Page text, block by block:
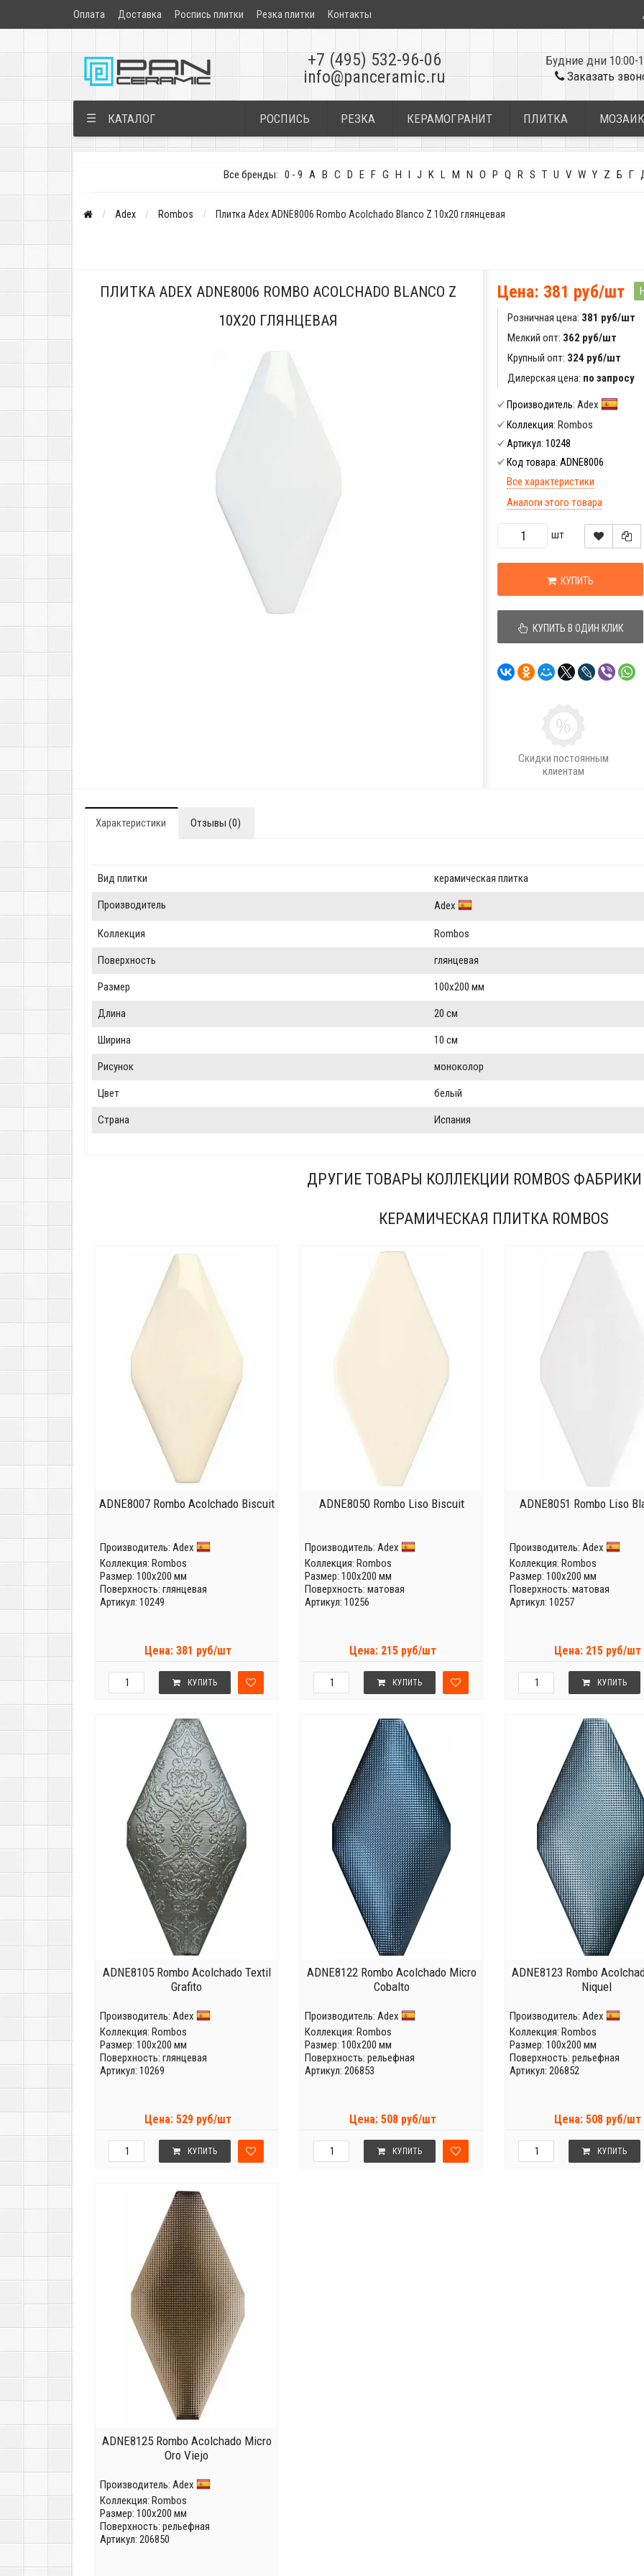
Оплата Доставка Роспись плитки Резка плитки Контакты
+7 (495) 532-96-06
info@panceramic.ru
Будние дни 10:00-
Заказать
☰ КАТАЛОГ РОСПИСЬ РЕЗКА КЕРАМОГРАНИТ ПЛИТКА
Все бренды: 0 - 9 A B C D E F G H I J K L M N O P Q R S T U V W Y Z Б Г
Adex Rombos Плитка Adex ADNE8006 Rombo Acolchado Blanco Z 10x20 глянцевая
ПЛИТКА ADEX ADNE8006 ROMBO ACOLCHADO BLANCO Z
10X20 ГЛЯНЦЕВАЯ
Цена: 381 руб/шт
Розничная цена: 381 руб/шт
Мелкий опт: 362 руб/шт
Крупный опт: 324 руб/шт
Дилерская цена: по запросу
Производитель: Adex
Коллекция: Rombos
Артикул: 10248
Код товара: ADNE8006
Все характеристики
Аналоги этого товара
шт
КУПИТЬ
КУПИТЬ В ОДИН КЛИК
Скидки постоянным
клиентам
Характеристики Отзывы (0)
Вид плитки керамическая плитка
Производитель Adex
Коллекция Rombos
Поверхность глянцевая
Размер 100x200 мм
Длина 20 см
Ширина 10 см
Рисунок моноколор
Цвет белый
Страна Испания
ДРУГИЕ ТОВАРЫ КОЛЛЕКЦИИ ROMBOS ФАБРИКИ
КЕРАМИЧЕСКАЯ ПЛИТКА ROMBOS
ADNE8007 Rombo Acolchado Biscuit
Производитель: Adex
Коллекция: Rombos
Размер: 100x200 мм
Поверхность: глянцевая
Артикул: 10249
Цена: 381 руб/шт
КУПИТЬ
ADNE8050 Rombo Liso Biscuit
Производитель: Adex
Коллекция: Rombos
Размер: 100x200 мм
Поверхность: матовая
Артикул: 10256
Цена: 215 руб/шт
КУПИТЬ
ADNE8051 Rombo Liso
Производитель: Adex
Коллекция: Rombos
Размер: 100x200 мм
Поверхность: матовая
Артикул: 10257
Цена: 215 руб/шт
КУПИТЬ
ADNE8105 Rombo Acolchado Textil
Grafito
Производитель: Adex
Коллекция: Rombos
Размер: 100x200 мм
Поверхность: глянцевая
Артикул: 10269
Цена: 529 руб/шт
КУПИТЬ
ADNE8122 Rombo Acolchado Micro
Cobalto
Производитель: Adex
Коллекция: Rombos
Размер: 100x200 мм
Поверхность: рельефная
Артикул: 206853
Цена: 508 руб/шт
КУПИТЬ
ADNE8123 Rombo
Niquel
Производитель: Adex
Коллекция: Rombos
Размер: 100x200 мм
Поверхность: рельефная
Артикул: 206852
Цена: 508 руб/шт
КУПИТЬ
ADNE8125 Rombo Acolchado Micro
Oro Viejo
Производитель: Adex
Коллекция: Rombos
Размер: 100x200 мм
Поверхность: рельефная
Артикул: 206850